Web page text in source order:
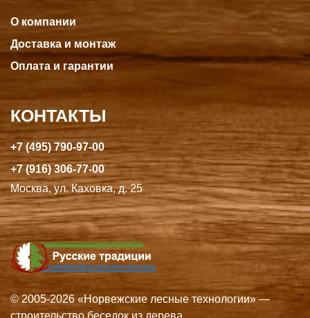
О компании
Доставка и монтаж
Оплата и гарантии
КОНТАКТЫ
+7 (495) 790-97-00
+7 (916) 306-77-00
Москва, ул. Каховка, д. 25
© 2005-2026 «Норвежские лесные технологии» —
строительство беседок из дерева